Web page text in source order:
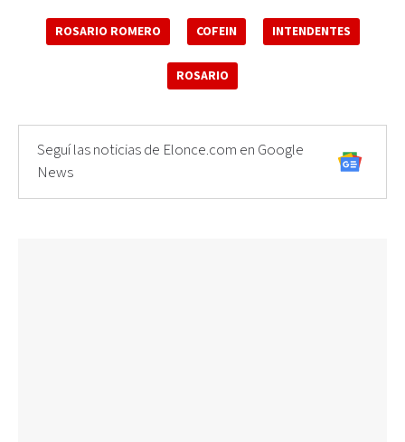
ROSARIO ROMERO COFEIN INTENDENTES
ROSARIO
Seguí las noticias de Elonce.com en Google
News